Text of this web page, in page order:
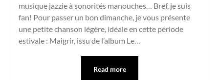
musique jazzie à sonorités manouches… Bref, je suis
fan! Pour passer un bon dimanche, je vous présente
une petite chanson légère, idéale en cette période
estivale : Maigrir, issu de l’album Le…
Read more